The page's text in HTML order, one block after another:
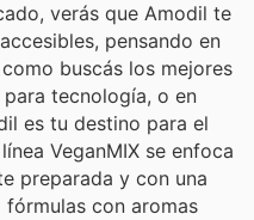
verás que Amodil te
pensando en
buscás los mejores
tecnología, o en
es tu destino para el
VeganMIX se enfoca
preparada y con una
fórmulas con aromas